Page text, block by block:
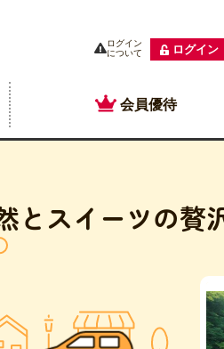
ログイン
について
ログイン
会員優待
とスイーツの